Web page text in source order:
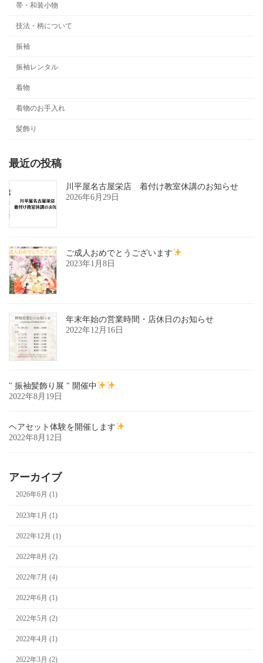
帯・和装小物
技法・柄について
振袖
振袖レンタル
着物
着物のお手入れ
髪飾り
最近の投稿
川平屋名古屋栄店 着付け教室休講のお知らせ
2026年6月29日
ご成人おめでとうございます
2023年1月8日
年末年始の営業時間・店休日のお知らせ
2022年12月16日
" 振袖髪飾り展 " 開催中
2022年8月19日
ヘアセット体験を開催します
2022年8月12日
アーカイブ
2026年6月 (1)
2023年1月 (1)
2022年12月 (1)
2022年8月 (2)
2022年7月 (4)
2022年6月 (1)
2022年5月 (2)
2022年4月 (1)
2022年3月 (2)